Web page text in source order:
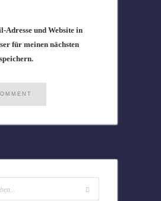
Adresse und Website in
für meinen nächsten